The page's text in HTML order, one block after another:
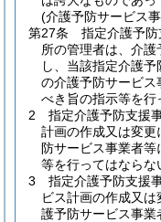
(介護予防サービス
第27条
指定介護予
所の管理者は、介
し、当該指定介護
の介護予防サービス
べき旨の指示等を行
2
指定介護予防支援
計画の作成又は変
防サービス事業者
等を行ってはならな
3
指定介護予防支援
ビス計画の作成又
護予防サービス事業